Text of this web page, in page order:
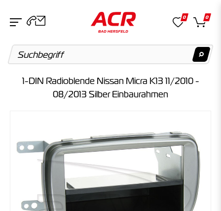
Keine Suchergebnisse gefunden.
Kategorien
Keine Suchergebnisse gefunden.
0 0
1-DIN Radioblende Nissan Micra K13 11/2010 -
08/2013 Silber Einbaurahmen